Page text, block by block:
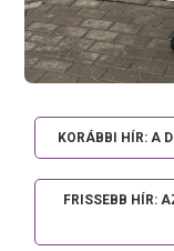
KORÁBBI HÍR: A
FRISSEBB HÍR: